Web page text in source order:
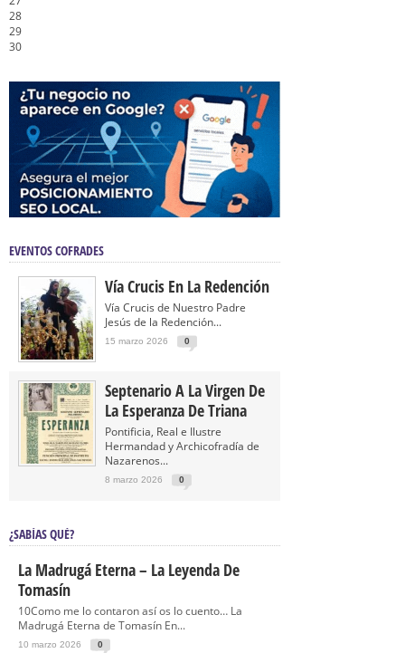
28
29
30
EVENTOS COFRADES
Vía Crucis En La Redención
Vía Crucis de Nuestro Padre
Jesús de la Redención...
15 marzo 2026 0
Septenario A La Virgen De
La Esperanza De Triana
Pontificia, Real e Ilustre
Hermandad y Archicofradía de
Nazarenos...
8 marzo 2026 0
¿SABÍAS QUÉ?
La Madrugá Eterna – La Leyenda De
Tomasín
10Como me lo contaron así os lo cuento… La
Madrugá Eterna de Tomasín En...
10 marzo 2026 0